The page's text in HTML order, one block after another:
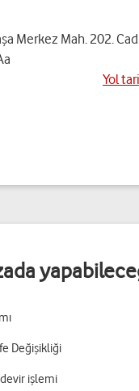
Merkez Mah. 202.
Yol
Değişikliği
devir işlemi